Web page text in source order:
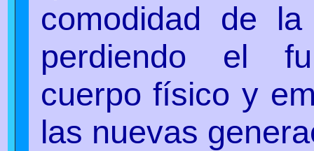
comodidad de
perdiendo el
cuerpo físico y
las nuevas